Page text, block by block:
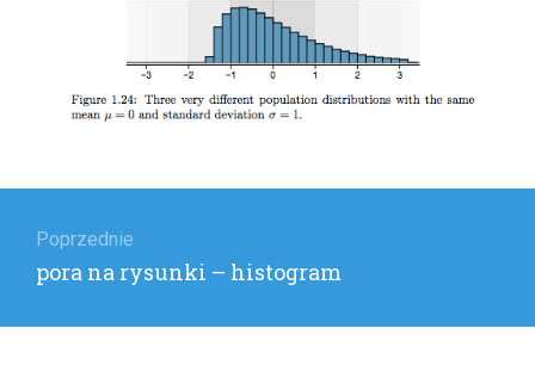
wpisu
Poprzednie
Poprzedni
pora na rysunki – histogram